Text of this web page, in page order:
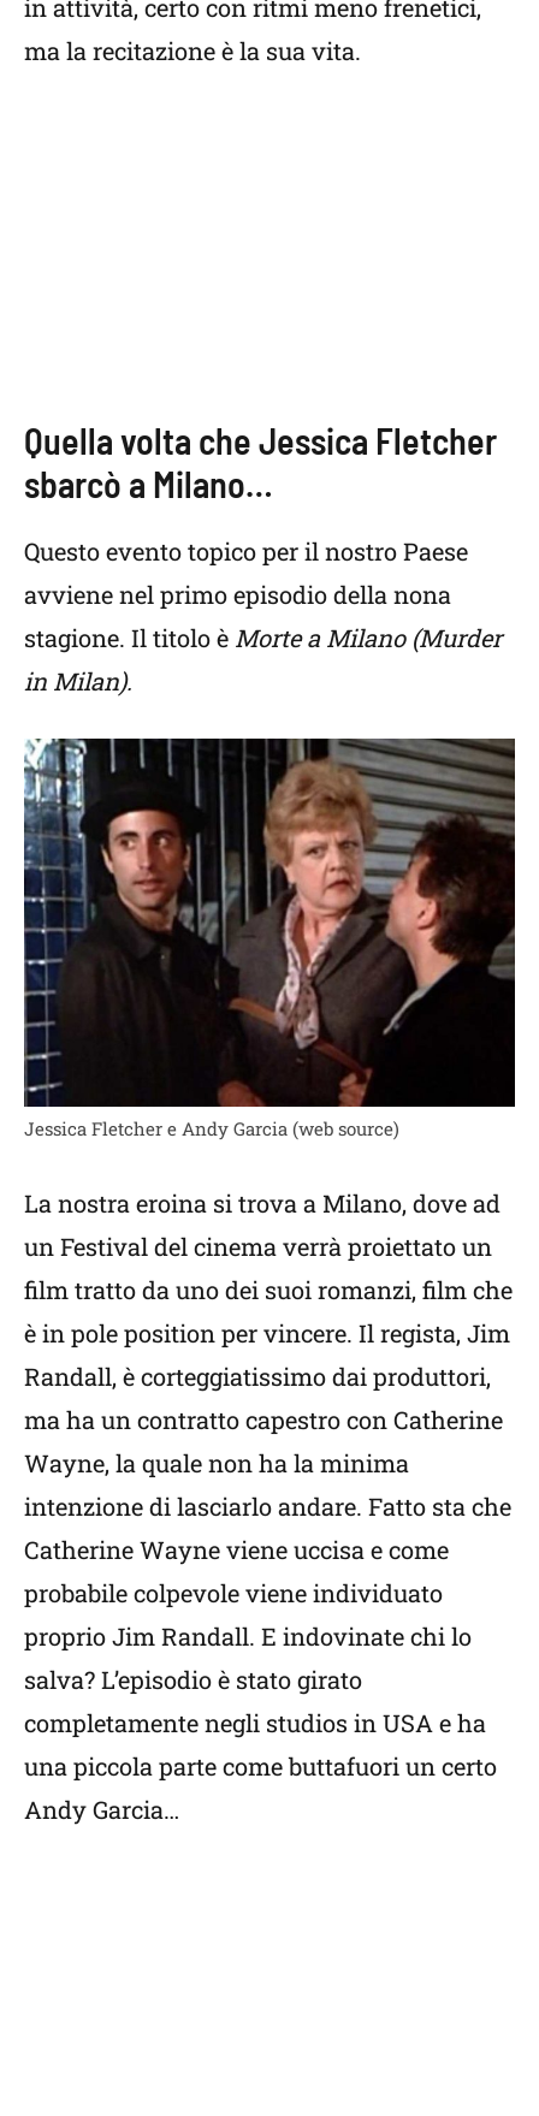
in attività, certo con ritmi meno frenetici,
ma la recitazione è la sua vita.
Quella volta che Jessica Fletcher
sbarcò a Milano…
Questo evento topico per il nostro Paese
avviene nel primo episodio della nona
stagione. Il titolo è Morte a Milano (Murder
in Milan).
Jessica Fletcher e Andy Garcia (web source)
La nostra eroina si trova a Milano, dove ad
un Festival del cinema verrà proiettato un
film tratto da uno dei suoi romanzi, film che
è in pole position per vincere. Il regista, Jim
Randall, è corteggiatissimo dai produttori,
ma ha un contratto capestro con Catherine
Wayne, la quale non ha la minima
intenzione di lasciarlo andare. Fatto sta che
Catherine Wayne viene uccisa e come
probabile colpevole viene individuato
proprio Jim Randall. E indovinate chi lo
salva? L’episodio è stato girato
completamente negli studios in USA e ha
una piccola parte come buttafuori un certo
Andy Garcia…